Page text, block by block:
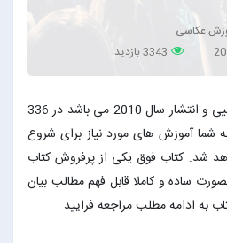
عکاسی
در این کتاب که به زبان انگلسیی و انتشار سال 2010 می باشد در 336
آموزش های مورد نیاز برای شروع
شد. کتاب فوق یکی از پرفروش کتاب
ساده و کاملا قابل فهم مطالب بیان
به ادامه مطلب مراجعه فرایید.